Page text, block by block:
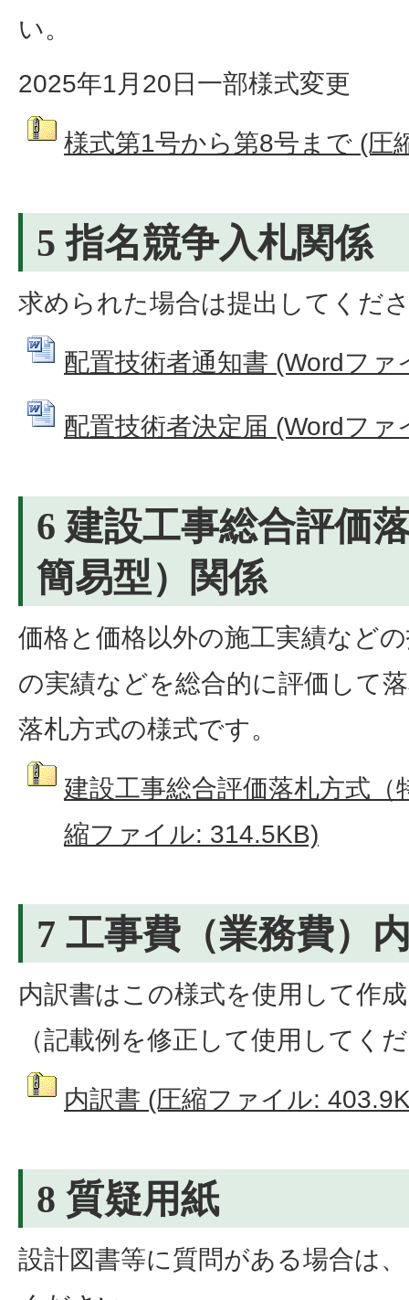
い。
2025年1月20日一部様式変更
様式第1号から第8号まで (圧
5 指名競争入札関係
求められた場合は提出してくだ
配置技術者通知書 (Wordファ
配置技術者決定届 (Wordファ
6 建設工事総合評価
簡易型）関係
価格と価格以外の施工実績など
の実績などを総合的に評価して
落札方式の様式です。
建設工事総合評価落札方式（
縮ファイル: 314.5KB)
7 工事費（業務費）
内訳書はこの様式を使用して作
（記載例を修正して使用してく
内訳書 (圧縮ファイル:
8 質疑用紙
設計図書等に質問がある場合は